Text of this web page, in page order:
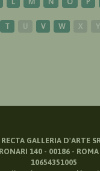
T U V W X Y
GALLERIA D'ARTE
140 - 00186 -
10654351005